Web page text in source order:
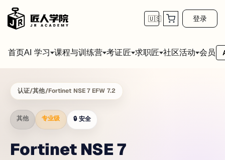
🇺🇸 登录
首页AI 学习 课程与训练营 考证匠 求职匠 社区活动 会员
认证/其他/Fortinet NSE 7 EFW 7.2
其他 专业级 🔒 安全
Fortinet NSE 7